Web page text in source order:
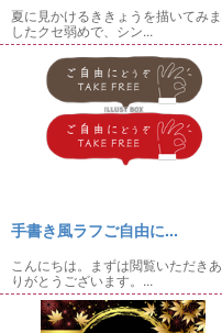
夏に見かけるききょうを描いてみま
したクセ弱めで、シン...
手書き風ラフご自由に...
こんにちは。まずは閲覧いただきあ
りがとうございます。...